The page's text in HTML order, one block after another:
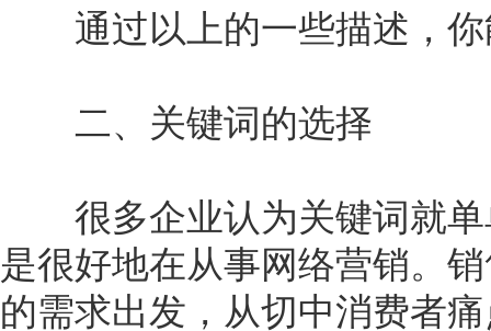
通过以上的一些描述，你
二、关键词的选择
很多企业认为关键词就单
是很好地在从事网络营销。
的需求出发，从切中消费者